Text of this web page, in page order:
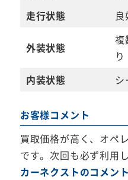
走行状態
外装状態
複
り
内装状態
お客様コメント
買取価格が高く、オペ
です。次回も必ず利用
カーネクストのコメント